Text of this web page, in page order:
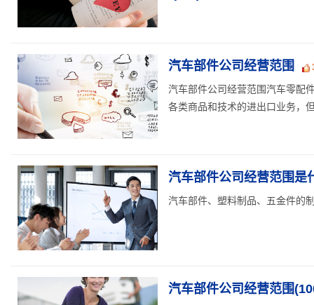
汽车部件公司经营范围
汽车部件公司经营范围汽车零配
各类商品和技术的进出口业务，
汽车部件公司经营范围是
汽车部件、塑料制品、五金件的
汽车部件公司经营范围